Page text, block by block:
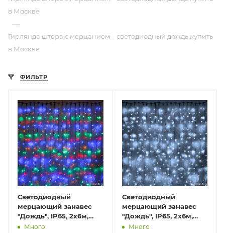
в Москве
—
Гирлянда штора с мерцанием – светодиодный дождь купить
в Москве
ФИЛЬТР
Светодиодный
мерцающий занавес
"Дождь", IP65, 2x6м,
мультиколор
Много
Светодиодный
мерцающий занавес
"Дождь", IP65, 2x6м,
белый
Много